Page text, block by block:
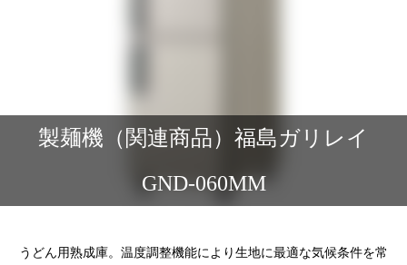
製麺機（関連商品）福島ガリレイ
GND-060MM
うどん用熟成庫。温度調整機能により生地に最適な気候条件を常